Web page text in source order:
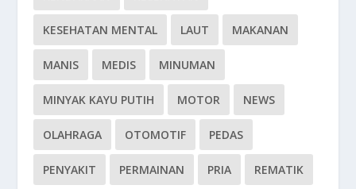
KESEHATAN MENTAL LAUT MAKANAN
MANIS MEDIS MINUMAN
MINYAK KAYU PUTIH MOTOR NEWS
OLAHRAGA OTOMOTIF PEDAS
PENYAKIT PERMAINAN PRIA REMATIK